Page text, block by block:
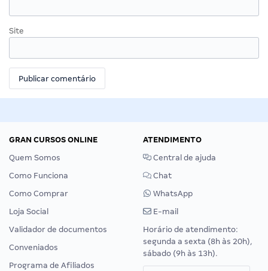
Site
GRAN CURSOS ONLINE
Quem Somos
Como Funciona
Como Comprar
Loja Social
Validador de documentos
Conveniados
Programa de Afiliados
ATENDIMENTO
Central de ajuda
Chat
WhatsApp
E-mail
Horário de atendimento:
segunda a sexta (8h às 20h),
sábado (9h às 13h).